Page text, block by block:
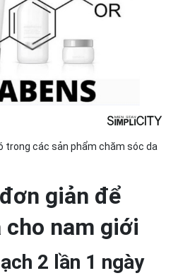
trong các sản phẩm chăm sóc da
giản để
cho nam giới
2 lần 1 ngày